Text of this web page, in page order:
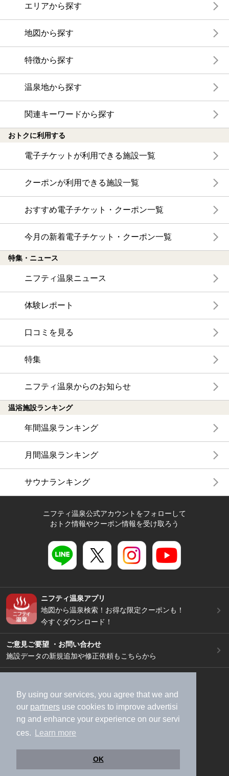
By using our services, you agree that we and
our partners use cookies to improve advertisi
ng and enhance your experience on our servi
ces.
Learn more
OK
エリアから探す
地図から探す
特徴から探す
温泉地から探す
関連キーワードから探す
おトクに利用する
電子チケットが利用できる施設一覧
クーポンが利用できる施設一覧
おすすめ電子チケット・クーポン一覧
今月の新着電子チケット・クーポン一覧
特集・ニュース
ニフティ温泉ニュース
体験レポート
口コミを見る
特集
ニフティ温泉からのお知らせ
温浴施設ランキング
年間温泉ランキング
月間温泉ランキング
サウナランキング
ニフティ温泉公式アカウントをフォローして
おトク情報やクーポン情報を受け取ろう
ニフティ温泉アプリ
地図から温泉検索！お得な限定クーポンも！
今すぐダウンロード！
ご意見ご要望 ・お問い合わせ
施設データの新規追加や修正依頼もこちらから
加盟店募集（資料請求）
広告出稿のご案内
利用規約
ライフスタイルMEMBERS+規約
特定商取引法に基づく表記
ヘルプ
採用情報
運営会社